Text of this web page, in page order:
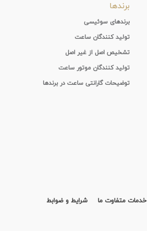
برندها
برندهای سوئیسی
تولید کنندگان ساعت
تشخیص اصل از غیر اصل
تولید کنندگان موتور ساعت
توضیحات گارانتی ساعت در برندها
خدمات متفاوت ما
شرایط و ضوابط